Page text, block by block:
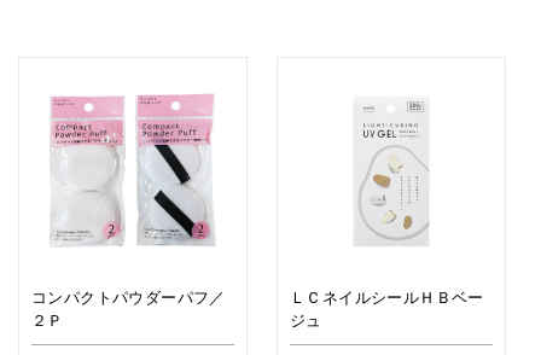
コンパクトパウダーパフ／
２Ｐ
ＬＣネイルシールＨＢベー
ジュ